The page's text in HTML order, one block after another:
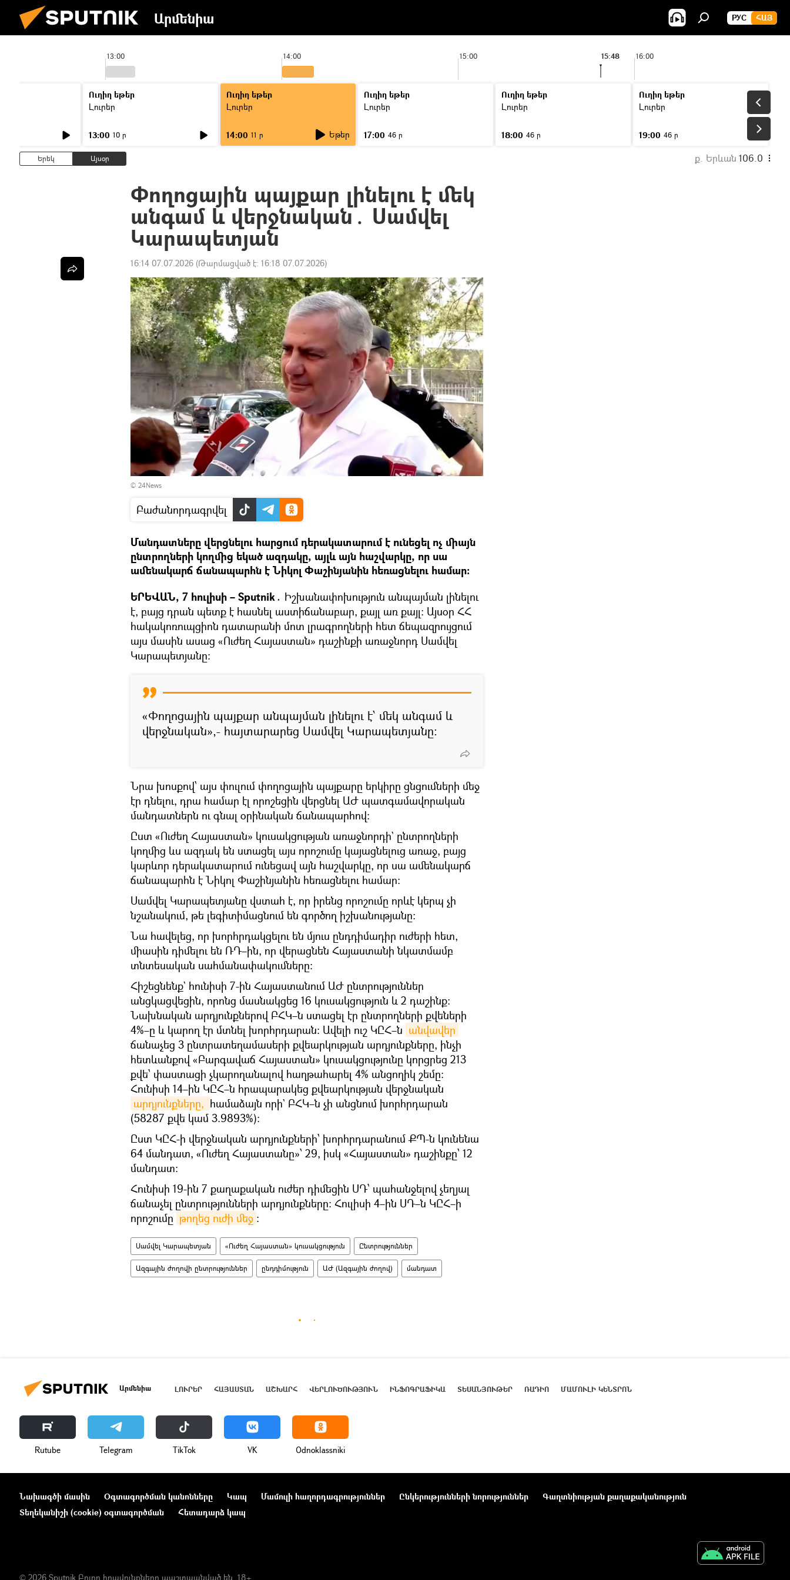
Արմենիա РУС ՀԱՅ
13:00 14:00 15:00 16:00
15:48
Ուղիղ եթեր
Լուրեր
13:00 10 ր
Ուղիղ եթեր
Լուրեր
14:00 11 ր Եթեր
Ուղիղ եթեր
Լուրեր
17:00 46 ր
Ուղիղ եթեր
Լուրեր
18:00 46 ր
Ուղիղ եթեր
Լուրեր
19:00 46 ր
Երեկ Այսօր ք. Երևան 106.0
Փողոցային պայքար լինելու է մեկ
անգամ և վերջնական․ Սամվել
Կարապետյան
16:14 07.07.2026 (Թարմացված է: 16:18 07.07.2026)
© 24News
Բաժանորդագրվել
Մանդատները վերցնելու հարցում դերակատարում է ունեցել ոչ միայն
ընտրողների կողմից եկած ազդակը, այլև այն հաշվարկը, որ սա
ամենակարճ ճանապարհն է Նիկոլ Փաշինյանին հեռացնելու համար։
ԵՐԵՎԱՆ, 7 հուլիսի – Sputnik․ Իշխանափոխություն անպայման լինելու
է, բայց դրան պետք է հասնել աստիճանաբար, քայլ առ քայլ։ Այսօր ՀՀ
հակակոռուպցիոն դատարանի մոտ լրագրողների հետ ճեպազրույցում
այս մասին ասաց «Ուժեղ Հայաստան» դաշինքի առաջնորդ Սամվել
Կարապետյանը։
«Փողոցային պայքար անպայման լինելու է՝ մեկ անգամ և
վերջնական»,- հայտարարեց Սամվել Կարապետյանը։
Նրա խոսքով՝ այս փուլում փողոցային պայքարը երկիրը ցնցումների մեջ
էր դնելու, դրա համար էլ որոշեցին վերցնել ԱԺ պատգամավորական
մանդատներն ու գնալ օրինական ճանապարհով։
Ըստ «Ուժեղ Հայաստան» կուսակցության առաջնորդի` ընտրողների
կողմից ևս ազդակ են ստացել այս որոշումը կայացնելուց առաջ, բայց
կարևոր դերակատարում ունեցավ այն հաշվարկը, որ սա ամենակարճ
ճանապարհն է Նիկոլ Փաշինյանին հեռացնելու համար։
Սամվել Կարապետյանը վստահ է, որ իրենց որոշումը որևէ կերպ չի
նշանակում, թե լեգիտիմացնում են գործող իշխանությանը։
Նա հավելեց, որ խորհրդակցելու են մյուս ընդդիմադիր ուժերի հետ,
միասին դիմելու են ՌԴ–ին, որ վերացնեն Հայաստանի նկատմամբ
տնտեսական սահմանափակումները։
Հիշեցնենք` հունիսի 7-ին Հայաստանում ԱԺ ընտրություններ
անցկացվեցին, որոնց մասնակցեց 16 կուսակցություն և 2 դաշինք։
Նախնական արդյունքներով ԲՀԿ–ն ստացել էր ընտրողների քվեների
4%–ը և կարող էր մտնել խորհրդարան։ Ավելի ուշ ԿԸՀ–ն անվավեր
ճանաչեց 3 ընտրատեղամասերի քվեարկության արդյունքները, ինչի
հետևանքով «Բարգավաճ Հայաստան» կուսակցությունը կորցրեց 213
քվե՝ փաստացի չկարողանալով հաղթահարել 4% անցողիկ շեմը։
Հունիսի 14–ին ԿԸՀ–ն հրապարակեց քվեարկության վերջնական
արդյունքները, համաձայն որի` ԲՀԿ–ն չի անցնում խորհրդարան
(58287 քվե կամ 3.9893%)։
Ըստ ԿԸՀ-ի վերջնական արդյունքների՝ խորհրդարանում ՔՊ-ն կունենա
64 մանդատ, «Ուժեղ Հայաստանը»՝ 29, իսկ «Հայաստան» դաշինքը՝ 12
մանդատ:
Հունիսի 19-ին 7 քաղաքական ուժեր դիմեցին ՍԴ՝ պահանջելով չեղյալ
ճանաչել ընտրությունների արդյունքները։ Հուլիսի 4–ին ՍԴ–ն ԿԸՀ–ի
որոշումը թողեց ուժի մեջ ։
Սամվել Կարապետյան «Ուժեղ Հայաստան» կուսակցություն Ընտրություններ
Ազգային ժողովի ընտրություններ ընդդիմություն ԱԺ (Ազգային ժողով) մանդատ
Արմենիա ԼՈՒՐԵՐ ՀԱՅԱՍՏԱՆ ԱՇԽԱՐՀ ՎԵՐԼՈՒԾՈՒԹՅՈՒՆ ԻՆՖՈԳՐԱՖԻԿԱ ՏԵՍԱՆՅՈՒԹԵՐ ՌԱԴԻՈ ՄԱՄՈՒԼԻ ԿԵՆՏՐՈՆ
Rutube Telegram ТikТоk VK Odnoklassniki
Նախագծի մասին Օգտագործման կանոնները Կապ Մամուլի հաղորդագրություններ Ընկերությունների նորություններ
Գաղտնիության քաղաքականություն
Տեղեկանիշի (cookie) օգտագործման
Հետադարձ կապ
© 2026 Sputnik Բոլոր իրավունքները պաշտպանված են. 18+